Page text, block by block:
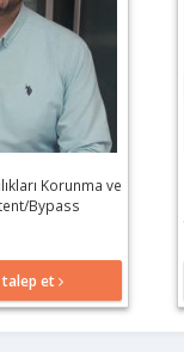
Korunma ve
Bypass
talep et